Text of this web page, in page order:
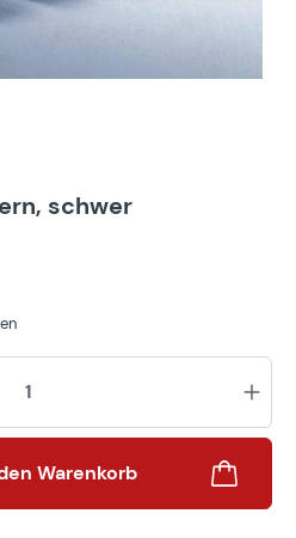
schwer
Warenkorb